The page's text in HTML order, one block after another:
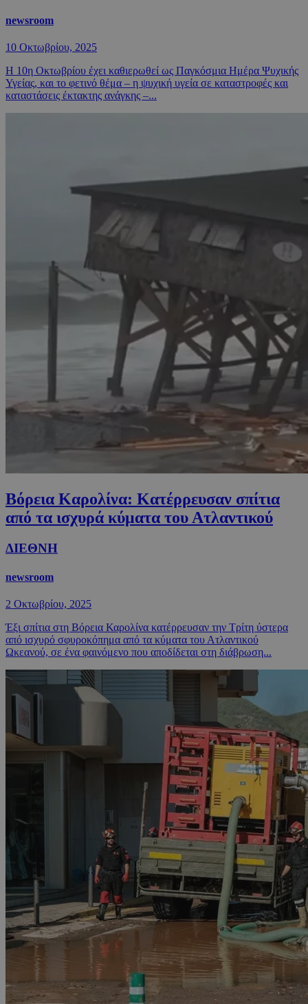
newsroom
10 Οκτωβρίου, 2025
Η 10η Οκτωβρίου έχει καθιερωθεί ως Παγκόσμια Ημέρα Ψυχικής
Υγείας, και το φετινό θέμα – η ψυχική υγεία σε καταστροφές και
καταστάσεις έκτακτης ανάγκης –...
Βόρεια Καρολίνα: Κατέρρευσαν σπίτια
από τα ισχυρά κύματα του Ατλαντικού
ΔΙΕΘΝΗ
newsroom
2 Οκτωβρίου, 2025
Έξι σπίτια στη Βόρεια Καρολίνα κατέρρευσαν την Τρίτη ύστερα
από ισχυρό σφυροκόπημα από τα κύματα του Ατλαντικού
Ωκεανού, σε ένα φαινόμενο που αποδίδεται στη διάβρωση...